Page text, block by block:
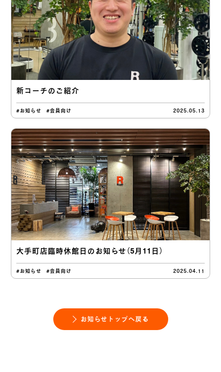
新コーチのご紹介
#お知らせ #会員向け 2025.05.13
大手町店臨時休館日のお知らせ（5月11日）
#お知らせ #会員向け 2025.04.11
お知らせトップへ戻る